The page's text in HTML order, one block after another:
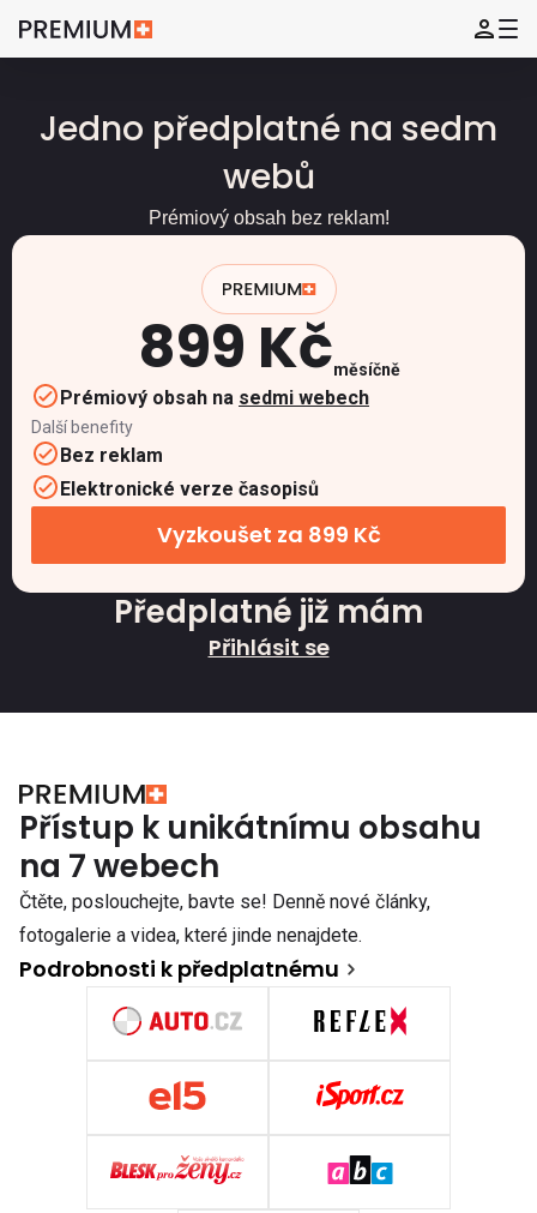
Jedno předplatné na sedm
webů
Prémiový obsah bez reklam!
899 Kčměsíčně
Prémiový obsah na sedmi webech
Další benefity
Bez reklam
Elektronické verze časopisů
Vyzkoušet za 899 Kč
Předplatné již mám
Přihlásit se
Přístup k unikátnímu obsahu
na 7 webech
Čtěte, poslouchejte, bavte se! Denně nové články,
fotogalerie a videa, které jinde nenajdete.
Podrobnosti k předplatnému